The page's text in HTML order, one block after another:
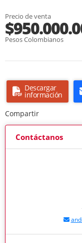
Precio de venta
Pesos Colombianos
Descargar
información
Compartir
Contáctanos